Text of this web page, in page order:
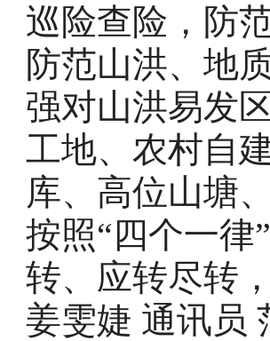
巡险查险，防
防范山洪、地
强对山洪易发
工地、农村自
库、高位山塘
按照“四个一律
转、应转尽转
姜雯婕 通讯员